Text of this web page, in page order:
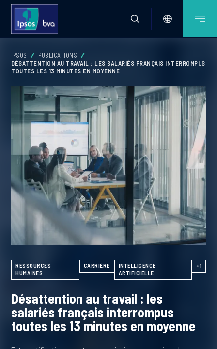
IPSOS
PUBLICATIONS
DÉSATTENTION AU TRAVAIL : LES SALARIÉS FRANÇAIS INTERROMPUS
TOUTES LES 13 MINUTES EN MOYENNE
RESSOURCES
HUMAINES
CARRIÈRE
INTELLIGENCE
ARTIFICIELLE
+1
Désattention au travail : les
salariés français interrompus
toutes les 13 minutes en moyenne